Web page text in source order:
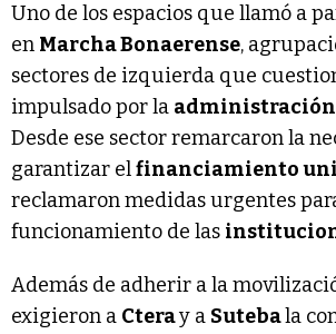
Uno de los espacios que llamó a
en Marcha Bonaerense,
sectores de izquierda que
impulsado por la administración
Desde ese sector remarcaron la
garantizar elfinanciamiento
reclamaron medidas urgentes
funcionamiento de las
Además de adherir a la
exigieron a Cteray a Sutebala